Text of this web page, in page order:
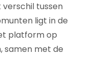
tussen
ligt in de
platform op
samen met de